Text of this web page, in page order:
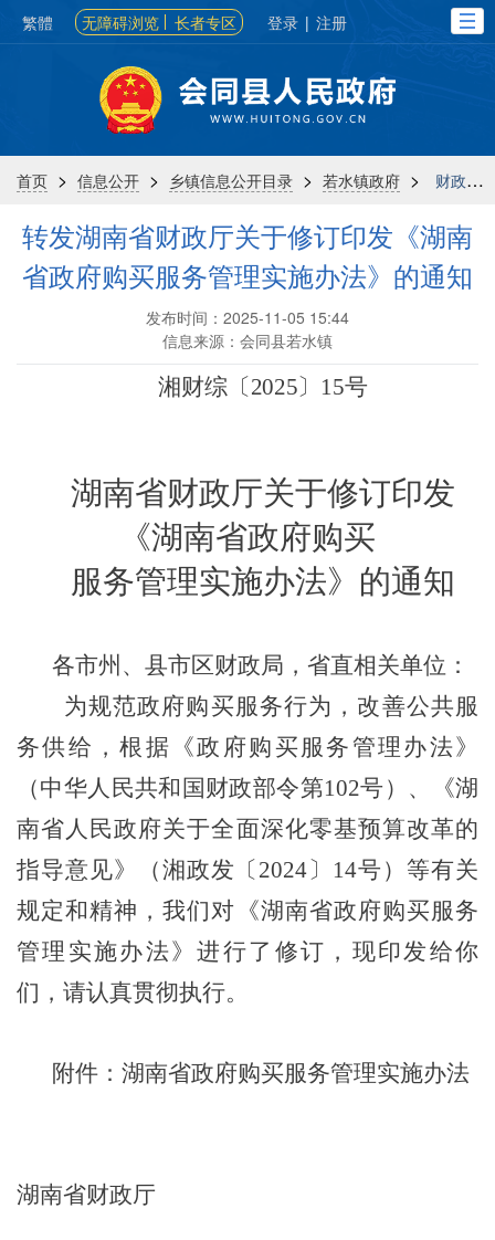
繁體 无障碍浏览 长者专区 登录 | 注册
首页 > 信息公开 > 乡镇信息公开目录 > 若水镇政府 > 财政信息
转发湖南省财政厅关于修订印发《湖南
省政府购买服务管理实施办法》的通知
发布时间：2025-11-05 15:44
信息来源：会同县若水镇
湘财综〔2025〕 15号
湖南省财政厅关于修订印发
《湖南省政府购买
服务管理实施办法》的通知
各市州、县市区财政局，省直相关单位：
为规范政府购买服务行为，改善公共服
务供给，根据《政府购买服务管理办法》
（中华人民共和国财政部令第102号）、《湖
南省人民政府关于全面深化零基预算改革的
指导意见》（湘政发〔 2024〕 14号）等有关
规定和精神，我们对《湖南省政府购买服务
管理实施办法》进行了修订，现印发给你
们，请认真贯彻执行。
附件：湖南省政府购买服务管理实施办法
湖南省财政厅